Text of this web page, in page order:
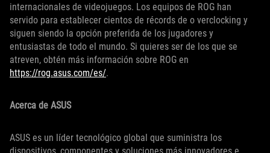
internacionales de videojuegos. Los equipos de ROG han
servido para establecer cientos de récords de o verclocking y
siguen siendo la opción preferida de los jugadores y
entusiastas de todo el mundo. Si quieres ser de los que se
atreven, obtén más información sobre ROG en
https://rog.asus.com/es/.
Acerca de ASUS
ASUS es un líder tecnológico global que suministra los
dispositivos, componentes y soluciones más innovadores e